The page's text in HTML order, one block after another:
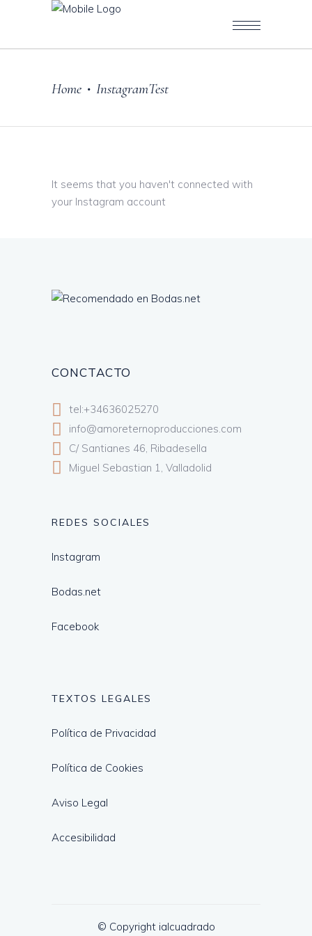
Home • InstagramTest
It seems that you haven't connected with
your Instagram account
CONCTACTO
tel:+34636025270
info@amoreternoproducciones.com
C/ Santianes 46, Ribadesella
Miguel Sebastian 1, Valladolid
REDES SOCIALES
Instagram
Bodas.net
Facebook
TEXTOS LEGALES
Política de Privacidad
Política de Cookies
Aviso Legal
Accesibilidad
© Copyright ialcuadrado